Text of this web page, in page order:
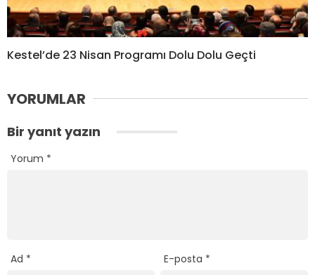
Kestel’de 23 Nisan Programı Dolu Dolu Geçti
YORUMLAR
Bir yanıt yazın
Yorum *
Ad * E-posta *